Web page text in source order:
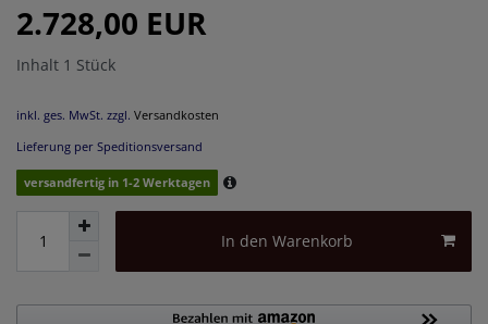
2.728,00 EUR
Inhalt 1 Stück
inkl. ges. MwSt. zzgl. Versandkosten
Lieferung per Speditionsversand
versandfertig in 1-2 Werktagen
In den Warenkorb